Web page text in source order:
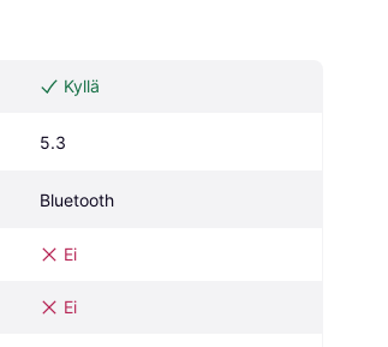
Kyllä
5.3
Bluetooth
Ei
Ei